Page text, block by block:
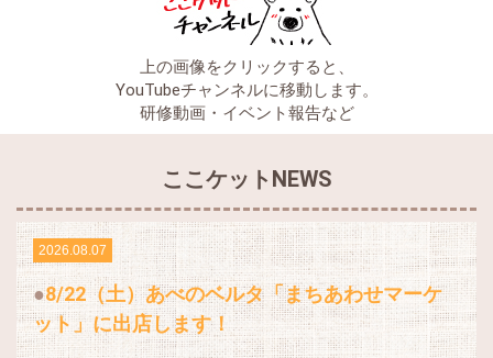
上の画像をクリックすると、
YouTubeチャンネルに移動します。
研修動画・イベント報告など
ここケットNEWS
2026.08.07
8/22（土）あべのベルタ「まちあわせマーケ
ット」に出店します！